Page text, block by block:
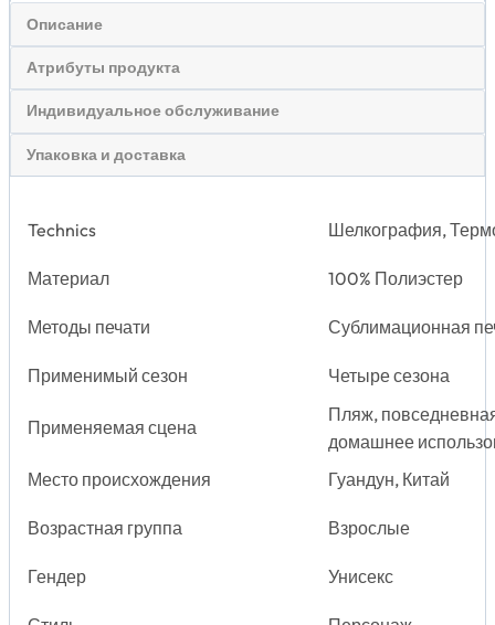
Описание
Атрибуты продукта
Индивидуальное обслуживание
Упаковка и доставка
Technics Шелкография,
Материал 100% Полиэстер
Методы печати Сублимационная
Применимый сезон Четыре сезона
Применяемая сцена
Пляж,
домашнее
Место происхождения
Гуандун, Китай
Возрастная группа Взрослые
Гендер Унисекс